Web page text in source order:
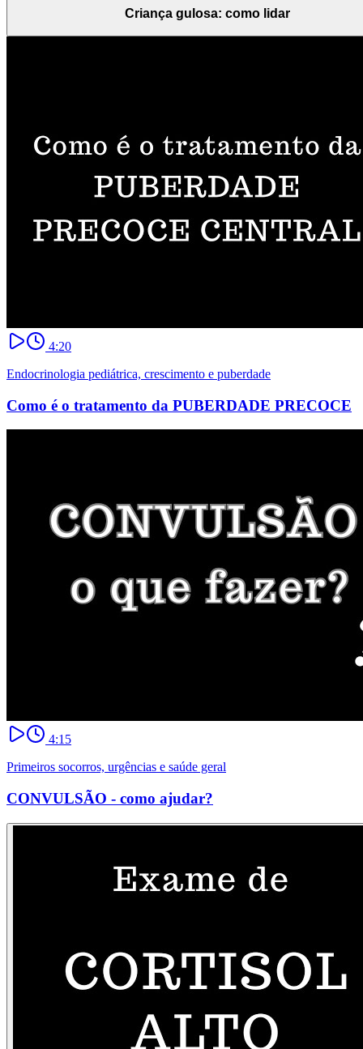
Criança gulosa: como lidar
4:20
Endocrinologia pediátrica, crescimento e puberdade
Como é o tratamento da PUBERDADE PRECOCE
4:15
Primeiros socorros, urgências e saúde geral
CONVULSÃO - como ajudar?